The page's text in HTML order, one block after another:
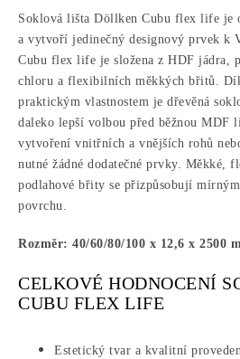
Soklová lišta Döllken Cubu flex life je
a vytvoří jedinečný designový prvek k
Cubu flex life je složena z HDF jádra,
chloru a flexibilních měkkých břitů.
praktickým vlastnostem je dřevěná
daleko lepší volbou před běžnou MDF
vytvoření vnitřních a vnějších rohů
nutné žádné dodatečné prvky. Měkké,
podlahové břity se přizpůsobují
povrchu.
Rozměr: 40/60/80/100 x 12,6 x 2500
CELKOVÉ HODNOCENÍ
CUBU FLEX LIFE
Estetický tvar a kvalitní